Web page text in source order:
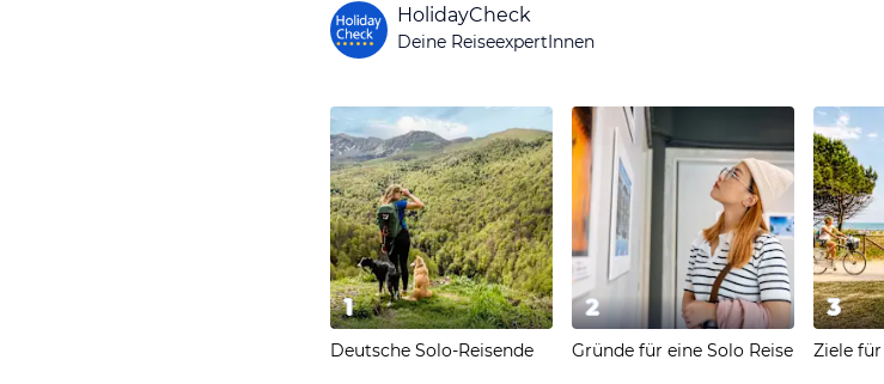
HolidayCheck
Deine ReiseexpertInnen
1
Deutsche Solo-Reisende
2
Gründe für eine Solo Reise
3
Ziele